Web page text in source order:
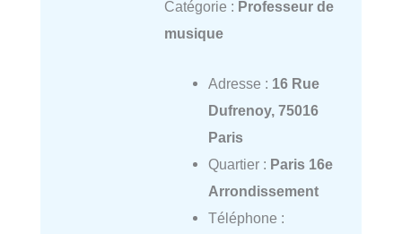
Catégorie : Professeur de
musique
Adresse : 16 Rue
Dufrenoy, 75016
Paris
Quartier : Paris 16e
Arrondissement
Téléphone :